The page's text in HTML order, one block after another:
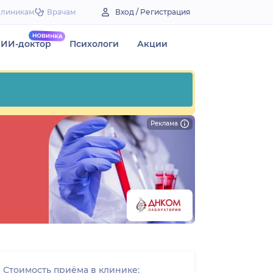
Врачам Вход / Регистрация
ИИ-доктор Психологи Акции
Стоимость приёма в клинике:
Реклама